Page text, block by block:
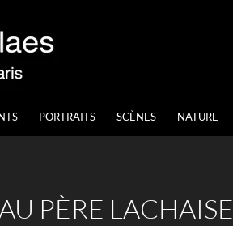
PORTRAITS SCÈNES NATURE
PÈRE LACHAISE